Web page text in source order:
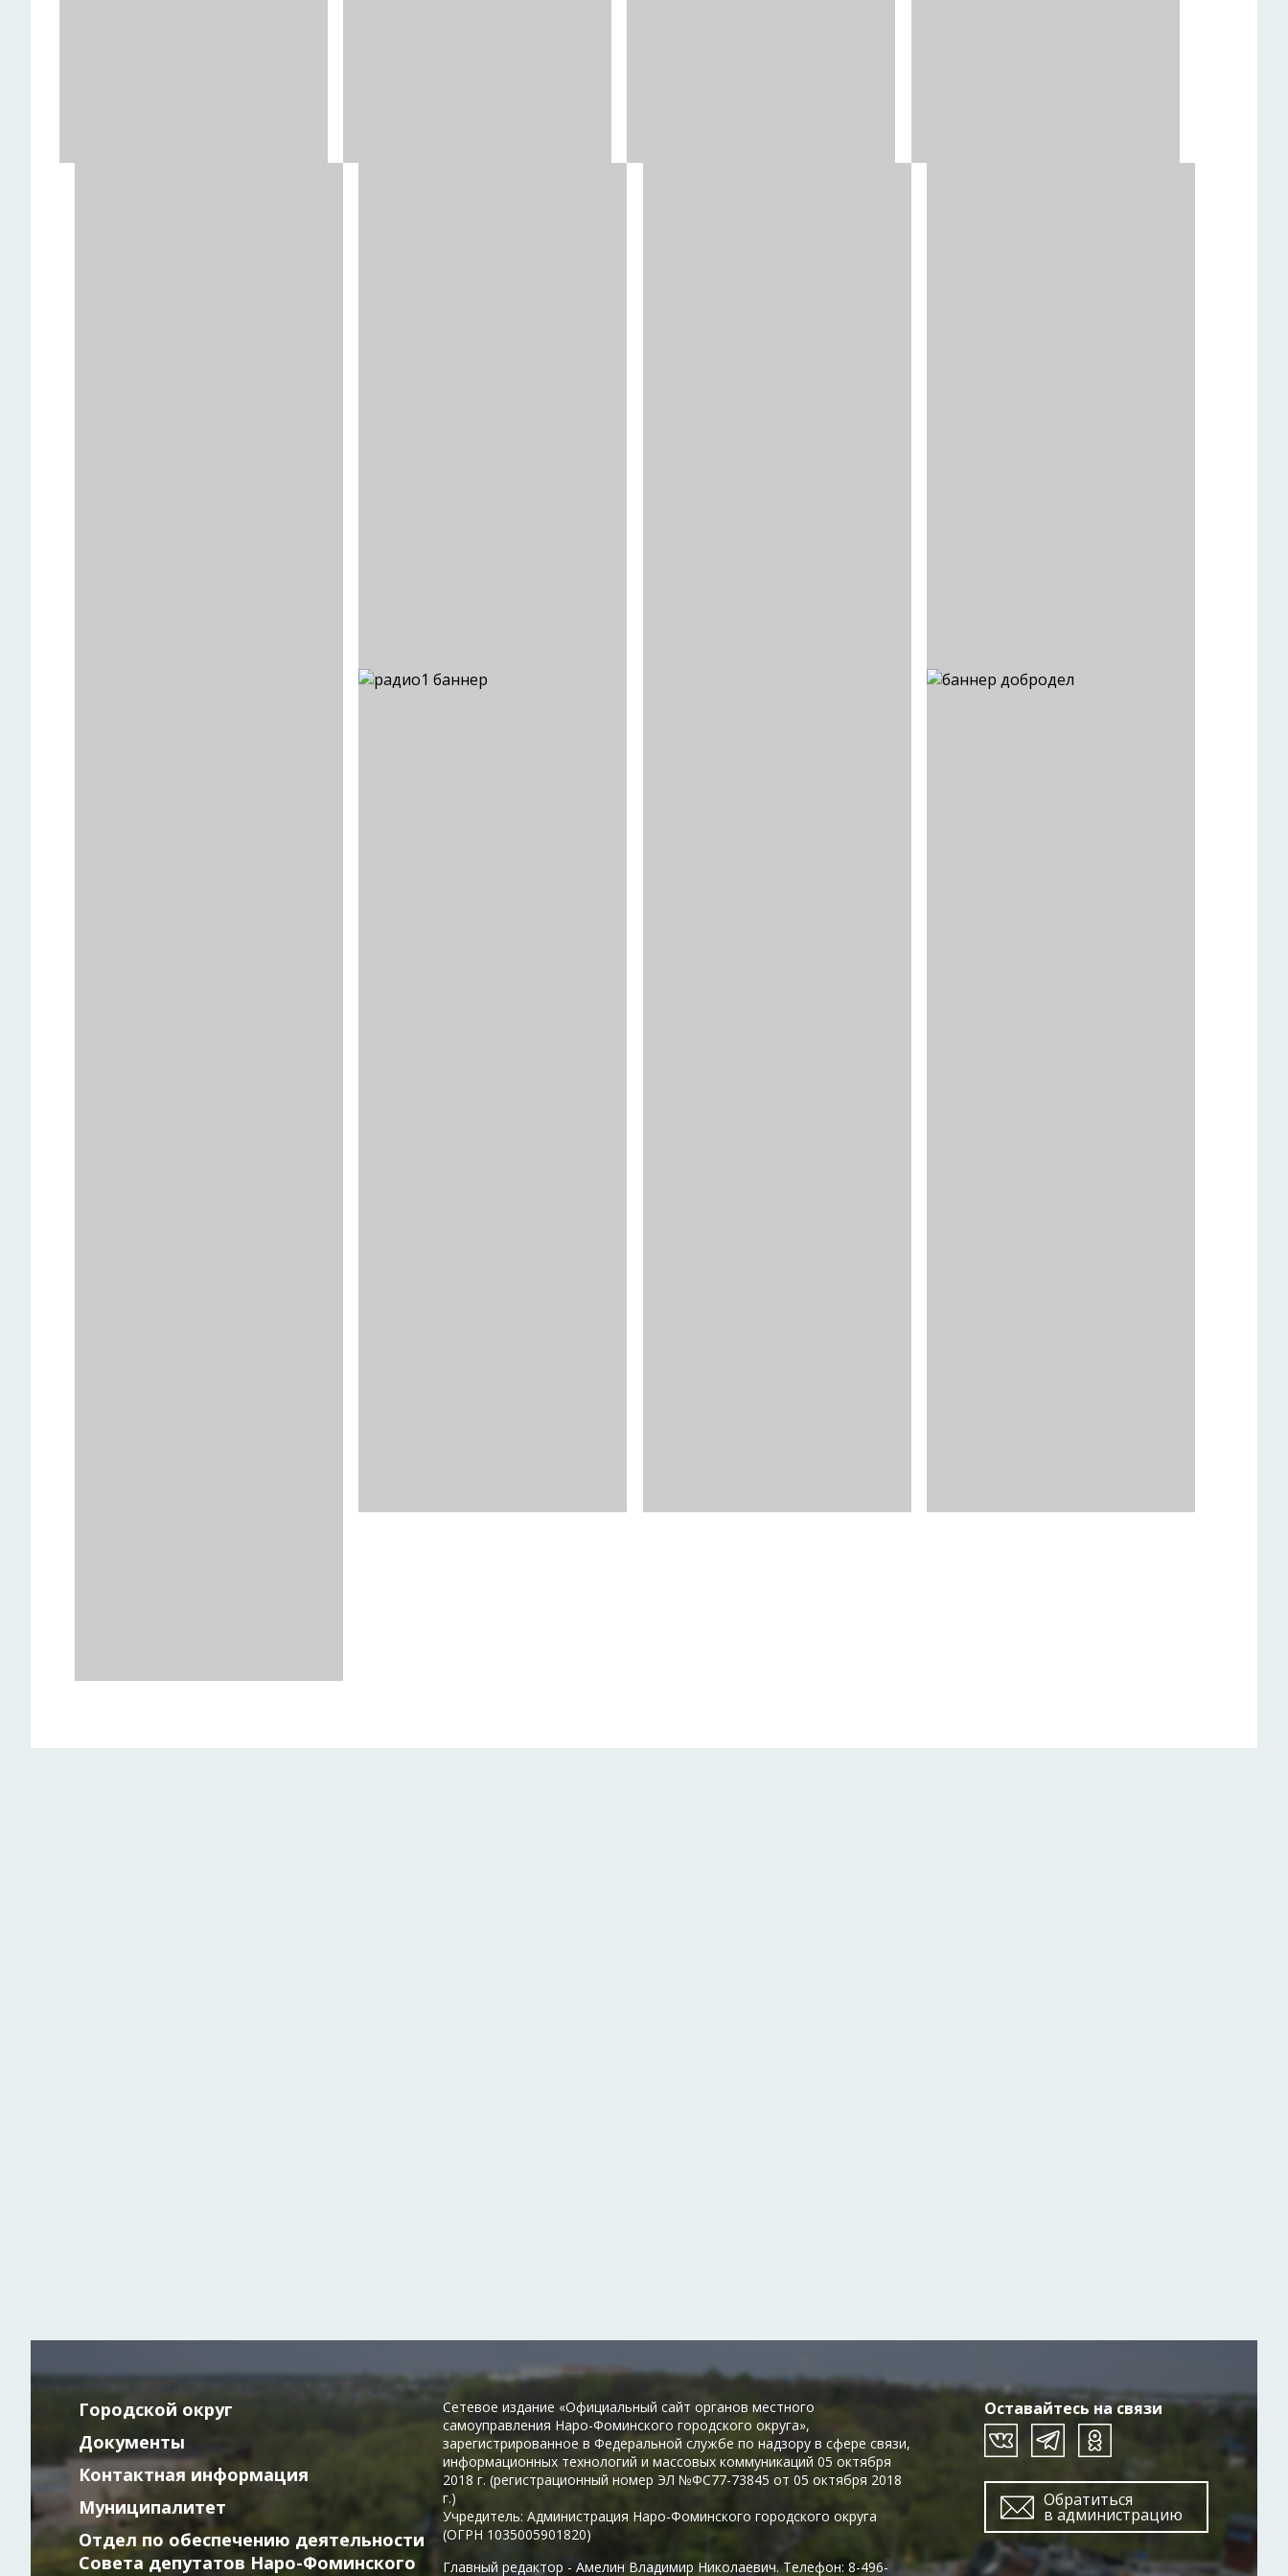
Оставайтесь на связи
Обратиться
в администрацию
Городской округ
Документы
Контактная информация
Муниципалитет
Отдел по обеспечению деятельности
Совета депутатов Наро-Фоминского
Сетевое издание «Официальный сайт органов местного
самоуправления Наро-Фоминского городского округа»,
зарегистрированное в Федеральной службе по надзору в сфере связи,
информационных технологий и массовых коммуникаций 05 октября
2018 г. (регистрационный номер ЭЛ №ФС77-73845 от 05 октября 2018
г.)
Учредитель: Администрация Наро-Фоминского городского округа
(ОГРН 1035005901820)
Главный редактор - Амелин Владимир Николаевич. Телефон: 8-496-